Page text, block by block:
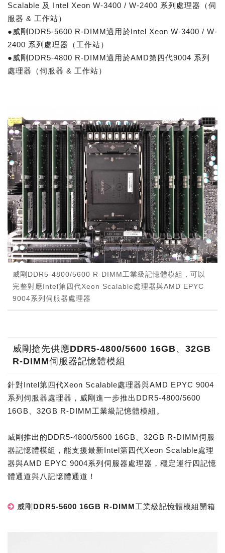
Scalable 及 Intel Xeon W-3400 / W-2400 系列處理器（伺
服器 & 工作站）
●威剛DDR5-5600 R-DIMM適用於Intel Xeon W-3400 / W-
2400 系列處理器（工作站）
●威剛DDR5-4800 R-DIMM適用於AMD第四代9004 系列
處理器（伺服器 & 工作站）
威剛DDR5-4800/5600 R-DIMM工業級記憶體模組，可以
完整對應Intel第四代Xeon Scalable處理器與AMD EPYC
9004系列伺服器處理器
威剛搶先供應DDR5-4800/5600 16GB、32GB
R-DIMM伺服器記憶體模組
針對Intel第四代Xeon Scalable處理器與AMD EPYC 9004
系列伺服器處理器，威剛進一步推出DDR5-4800/5600
16GB、32GB R-DIMM工業級記憶體模組。
威剛推出的DDR5-4800/5600 16GB、32GB R-DIMM伺服
器記憶體模組，能支援最新Intel第四代Xeon Scalable處理
器與AMD EPYC 9004系列伺服器處理器，穩定運行四記憶
體通道與八記憶體通道！
威剛DDR5-5600 16GB R-DIMM工業級記憶體模組開箱